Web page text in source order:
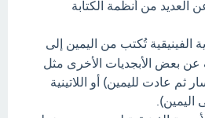
العديد من أنظمة الكتابة
الفينيقية تُكتب من اليمين إلى
عن بعض الأبجديات الأخرى مثل
ثم عادت لليمين) أو اللاتينية
اليمين).